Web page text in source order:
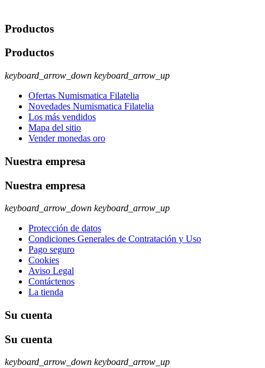
Productos
Productos
keyboard_arrow_down keyboard_arrow_up
Ofertas Numismatica Filatelia
Novedades Numismatica Filatelia
Los más vendidos
Mapa del sitio
Vender monedas oro
Nuestra empresa
Nuestra empresa
keyboard_arrow_down keyboard_arrow_up
Protección de datos
Condiciones Generales de Contratación y Uso
Pago seguro
Cookies
Aviso Legal
Contáctenos
La tienda
Su cuenta
Su cuenta
keyboard_arrow_down keyboard_arrow_up